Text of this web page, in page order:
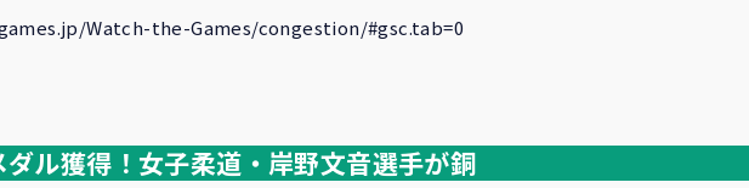
Watch-the-Games/congestion/#gsc.tab=0
ル獲得！女子柔道・岸野文音選手が銅